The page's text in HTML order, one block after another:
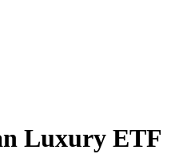
Luxury ETF